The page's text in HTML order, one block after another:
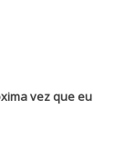
vez que eu